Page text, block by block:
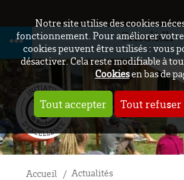
Notre site utilise des cookies
fonctionnement. Pour améliorer votre
cookies peuvent être utilisés : vous
désactiver. Cela reste modifiable à
Cookiesen bas de
Tout accepter Tout refuser
Crisalidh
Accueil Actualités